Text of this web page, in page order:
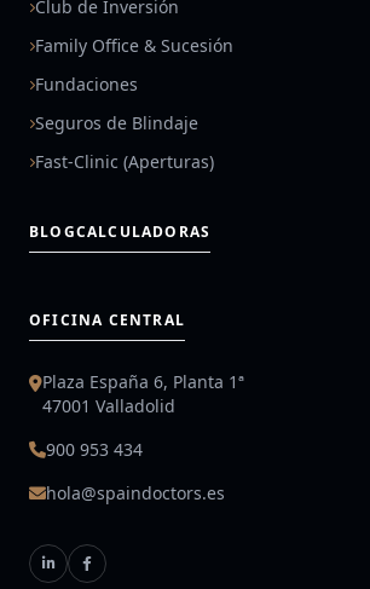
Club de Inversión
Family Office & Sucesión
Fundaciones
Seguros de Blindaje
Fast-Clinic (Aperturas)
BLOGCALCULADORAS
OFICINA CENTRAL
Plaza España 6, Planta 1ª
47001 Valladolid
900 953 434
hola@spaindoctors.es